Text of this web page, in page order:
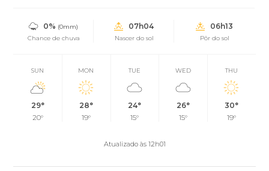
0% (0mm)
Chance de chuva
07h04
Nascer do sol
06h13
Pôr do sol
SUN
29°
20°
MON
28°
19°
TUE
24°
15°
WED
26°
15°
THU
30°
19°
Atualizado às 12h01